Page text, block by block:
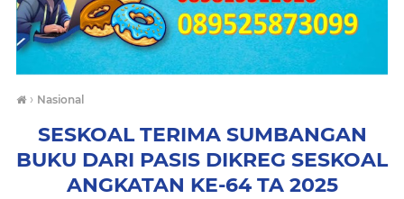
› Nasional
SESKOAL TERIMA SUMBANGAN
BUKU DARI PASIS DIKREG SESKOAL
ANGKATAN KE-64 TA 2025